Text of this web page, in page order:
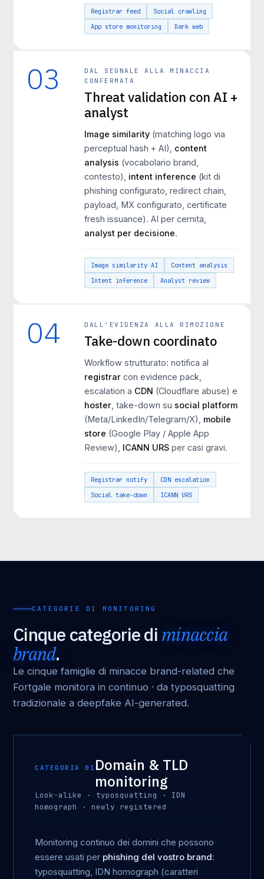
Registrar feed
Social crawling
App store monitoring
Dark web
03
DAL SEGNALE ALLA MINACCIA
CONFERMATA
Threat validation con AI +
analyst
Image similarity (matching logo via
perceptual hash + AI), content
analysis (vocabolario brand,
contesto), intent inference (kit di
phishing configurato, redirect chain,
payload, MX configurato, certificate
fresh issuance). AI per cernita,
analyst per decisione.
Image similarity AI
Content analysis
Intent inference
Analyst review
04 DALL'EVIDENZA ALLA RIMOZIONE
Take-down coordinato
Workflow strutturato: notifica al
registrar con evidence pack,
escalation a CDN (Cloudflare abuse) e
hoster , take-down su social platform
(Meta/LinkedIn/Telegram/X), mobile
store (Google Play / Apple App
Review), ICANN URS per casi gravi.
Registrar notify
CDN escalation
Social take-down
ICANN URS
CATEGORIE DI MONITORING
Cinque categorie di minaccia
brand.
Le cinque famiglie di minacce brand-related che
Fortgale monitora in continuo · da typosquatting
tradizionale a deepfake AI-generated.
CATEGORIA 01 Domain & TLD
monitoring
Look-alike · typosquatting · IDN
homograph · newly registered
Monitoring continuo dei domini che possono
essere usati per phishing del vostro brand:
typosquatting, IDN homograph (caratteri